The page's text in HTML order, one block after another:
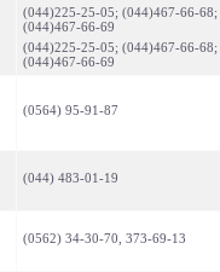
(044)225-25-05; (044)467-66-68;
(044)467-66-69
(044)225-25-05; (044)467-66-68;
(044)467-66-69
(0564) 95-91-87
(044) 483-01-19
(0562) 34-30-70, 373-69-13